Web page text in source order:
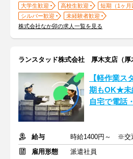
大学生歓迎 高校生歓迎
短期（1ヶ月
シルバー歓迎
未経験者歓迎
株式会社なか卯の求人一覧を見る
ランスタッド株式会社 厚木支店（厚
【軽作業
期もOK★未
自宅で電話
給与
時給1400円～ ※交
雇用形態
派遣社員